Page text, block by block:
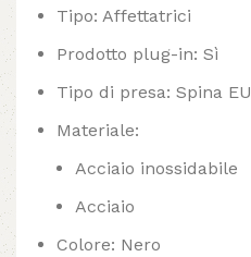
Tipo: Affettatrici
Prodotto plug-in: Sì
Tipo di presa: Spina EU
Materiale:
Acciaio inossidabile
Acciaio
Colore: Nero